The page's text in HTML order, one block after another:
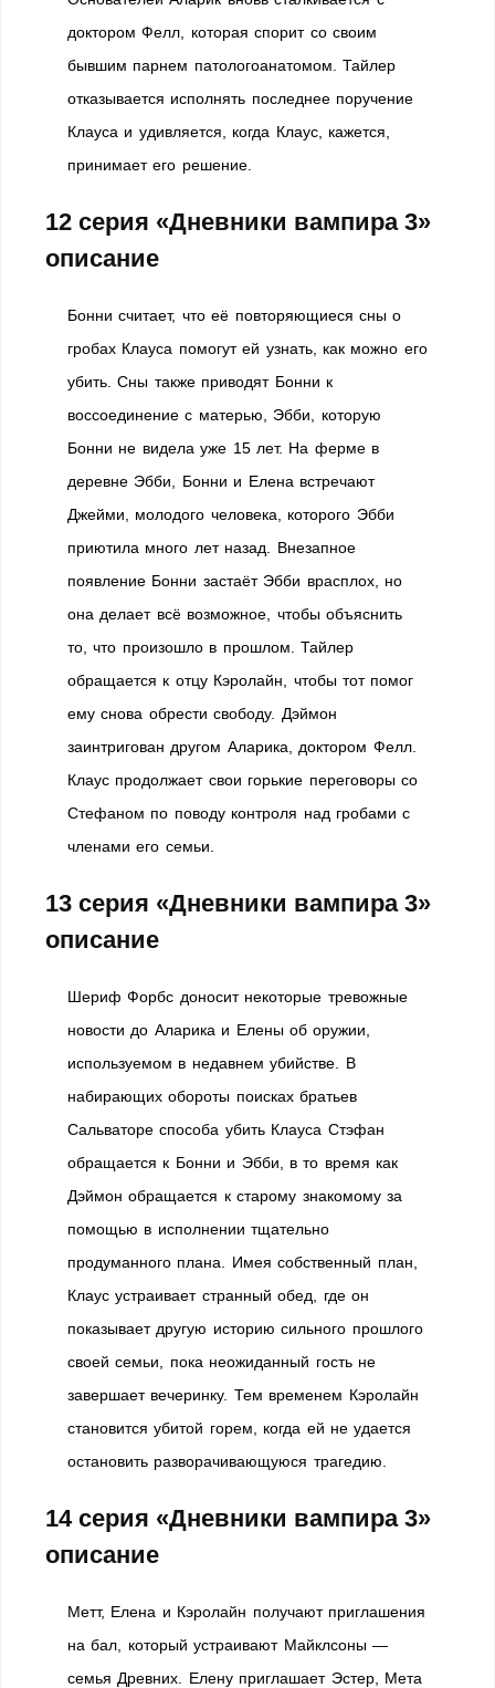
доктором Фелл, которая спорит со своим
бывшим парнем патологоанатомом. Тайлер
отказывается исполнять последнее поручение
Клауса и удивляется, когда Клаус, кажется,
принимает его решение.
12 серия «Дневники вампира 3»
описание
Бонни считает, что её повторяющиеся сны о
гробах Клауса помогут ей узнать, как можно его
убить. Сны также приводят Бонни к
воссоединение с матерью, Эбби, которую
Бонни не видела уже 15 лет. На ферме в
деревне Эбби, Бонни и Елена встречают
Джейми, молодого человека, которого Эбби
приютила много лет назад. Внезапное
появление Бонни застаёт Эбби врасплох, но
она делает всё возможное, чтобы объяснить
то, что произошло в прошлом. Тайлер
обращается к отцу Кэролайн, чтобы тот помог
ему снова обрести свободу. Дэймон
заинтригован другом Аларика, доктором Фелл.
Клаус продолжает свои горькие переговоры со
Стефаном по поводу контроля над гробами с
членами его семьи.
13 серия «Дневники вампира 3»
описание
Шериф Форбс доносит некоторые тревожные
новости до Аларика и Елены об оружии,
используемом в недавнем убийстве. В
набирающих обороты поисках братьев
Сальваторе способа убить Клауса Стэфан
обращается к Бонни и Эбби, в то время как
Дэймон обращается к старому знакомому за
помощью в исполнении тщательно
продуманного плана. Имея собственный план,
Клаус устраивает странный обед, где он
показывает другую историю сильного прошлого
своей семьи, пока неожиданный гость не
завершает вечеринку. Тем временем Кэролайн
становится убитой горем, когда ей не удается
остановить разворачивающуюся трагедию.
14 серия «Дневники вампира 3»
описание
Метт, Елена и Кэролайн получают приглашения
на бал, который устраивают Майклсоны —
семья Древних. Елену приглашает Эстер, Мета